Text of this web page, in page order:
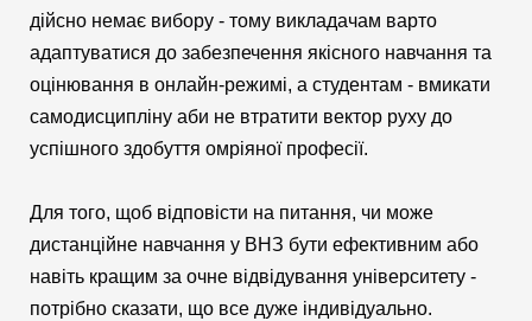
дійсно немає вибору - тому викладачам варто
адаптуватися до забезпечення якісного навчання та
оцінювання в онлайн-режимі, а студентам - вмикати
самодисципліну аби не втратити вектор руху до
успішного здобуття омріяної професії.
Для того, щоб відповісти на питання, чи може
дистанційне навчання у ВНЗ бути ефективним або
навіть кращим за очне відвідування університету -
потрібно сказати, що все дуже індивідуально.